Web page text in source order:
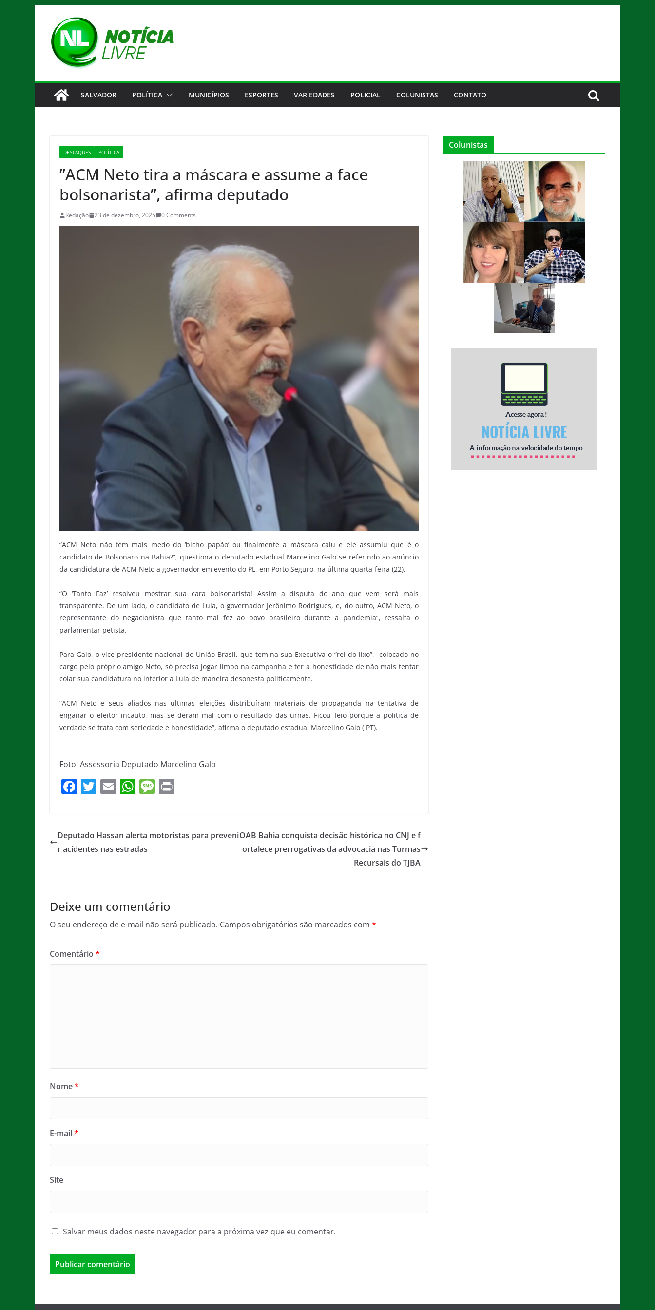
conteúdo
SALVADOR POLÍTICA MUNICÍPIOS ESPORTES VARIEDADES POLICIAL COLUNISTAS CONTATO
DESTAQUES POLÍTICA
”ACM Neto tira a máscara e assume a face
bolsonarista”, afirma deputado
Redação 23 de dezembro, 2025 0 Comments
“ACM Neto não tem mais medo do ‘bicho papão’ ou finalmente a máscara caiu e ele assumiu que é o
candidato de Bolsonaro na Bahia?”, questiona o deputado estadual Marcelino Galo se referindo ao anúncio
da candidatura de ACM Neto a governador em evento do PL, em Porto Seguro, na última quarta-feira (22).
“O ‘Tanto Faz’ resolveu mostrar sua cara bolsonarista! Assim a disputa do ano que vem será mais
transparente. De um lado, o candidato de Lula, o governador Jerônimo Rodrigues, e, do outro, ACM Neto, o
representante do negacionista que tanto mal fez ao povo brasileiro durante a pandemia”, ressalta o
parlamentar petista.
Para Galo, o vice-presidente nacional do União Brasil, que tem na sua Executiva o “rei do lixo”, colocado no
cargo pelo próprio amigo Neto, só precisa jogar limpo na campanha e ter a honestidade de não mais tentar
colar sua candidatura no interior a Lula de maneira desonesta politicamente.
“ACM Neto e seus aliados nas últimas eleições distribuíram materiais de propaganda na tentativa de
enganar o eleitor incauto, mas se deram mal com o resultado das urnas. Ficou feio porque a política de
verdade se trata com seriedade e honestidade”, afirma o deputado estadual Marcelino Galo ( PT).
Foto: Assessoria Deputado Marcelino Galo
F
e
b
T
er
E
l
W
s
A
M
a
Deputado Hassan alerta motoristas para preveni
r acidentes nas estradas
OAB Bahia conquista decisão histórica no CNJ e f
ortalece prerrogativas da advocacia nas Turmas
Recursais do TJBA
Deixe um comentário
O seu endereço de e-mail não será publicado. Campos obrigatórios são marcados com *
Comentário *
Nome*
E-mail*
Site
Salvar meus dados neste navegador para a próxima vez que eu comentar.
Colunistas